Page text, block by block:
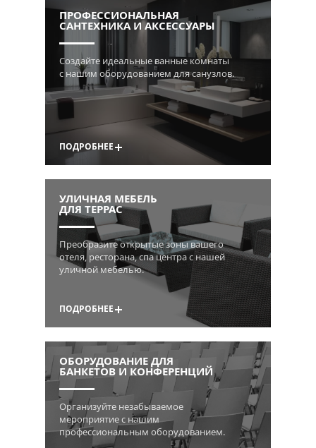
ПРОФЕССИОНАЛЬНАЯ
САНТЕХНИКА И АКСЕССУАРЫ
ПОДРОБНЕЕ
Создайте идеальные ванные комнаты
с нашим оборудованием для санузлов.
УЛИЧНАЯ МЕБЕЛЬ
ДЛЯ ТЕРРАС
ПОДРОБНЕЕ
Преобразите открытые зоны вашего
отеля, ресторана, спа центра с нашей
уличной мебелью.
ОБОРУДОВАНИЕ ДЛЯ
БАНКЕТОВ И КОНФЕРЕНЦИЙ
Организуйте незабываемое
мероприятие с нашим
профессиональным оборудованием.